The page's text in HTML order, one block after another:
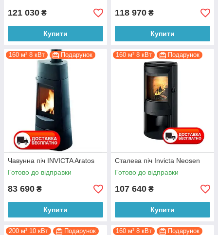
121 030 ₴
Купити
118 970 ₴
Купити
160 м³ 8 кВт Подарунок
Чавунна піч INVICTA Aratos
Готово до відправки
83 690 ₴
Купити
160 м³ 8 кВт Подарунок
Сталева піч Invicta Neosen
Готово до відправки
107 640 ₴
Купити
200 м³ 10 кВт Подарунок 160 м³ 8 кВт Подарунок